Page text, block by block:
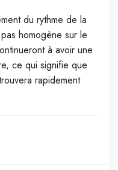
du rythme de la
homogène sur le
à avoir une
ce qui signifie que
rapidement